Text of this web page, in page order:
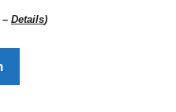
– Details)